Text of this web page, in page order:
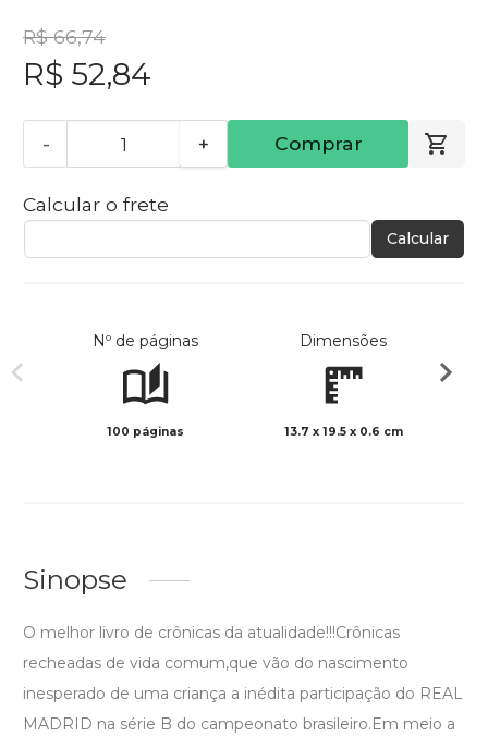
R$ 66,74
R$ 52,84
- + Comprar
Calcular o frete
Calcular
Nº de páginas
100 páginas
Dimensões
13.7 x 19.5 x 0.6 cm
Sinopse
O melhor livro de crônicas da atualidade!!!Crônicas
recheadas de vida comum,que vão do nascimento
inesperado de uma criança a inédita participação do REAL
MADRID na série B do campeonato brasileiro.Em meio a